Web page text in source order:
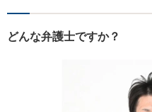
どんな弁護士ですか？